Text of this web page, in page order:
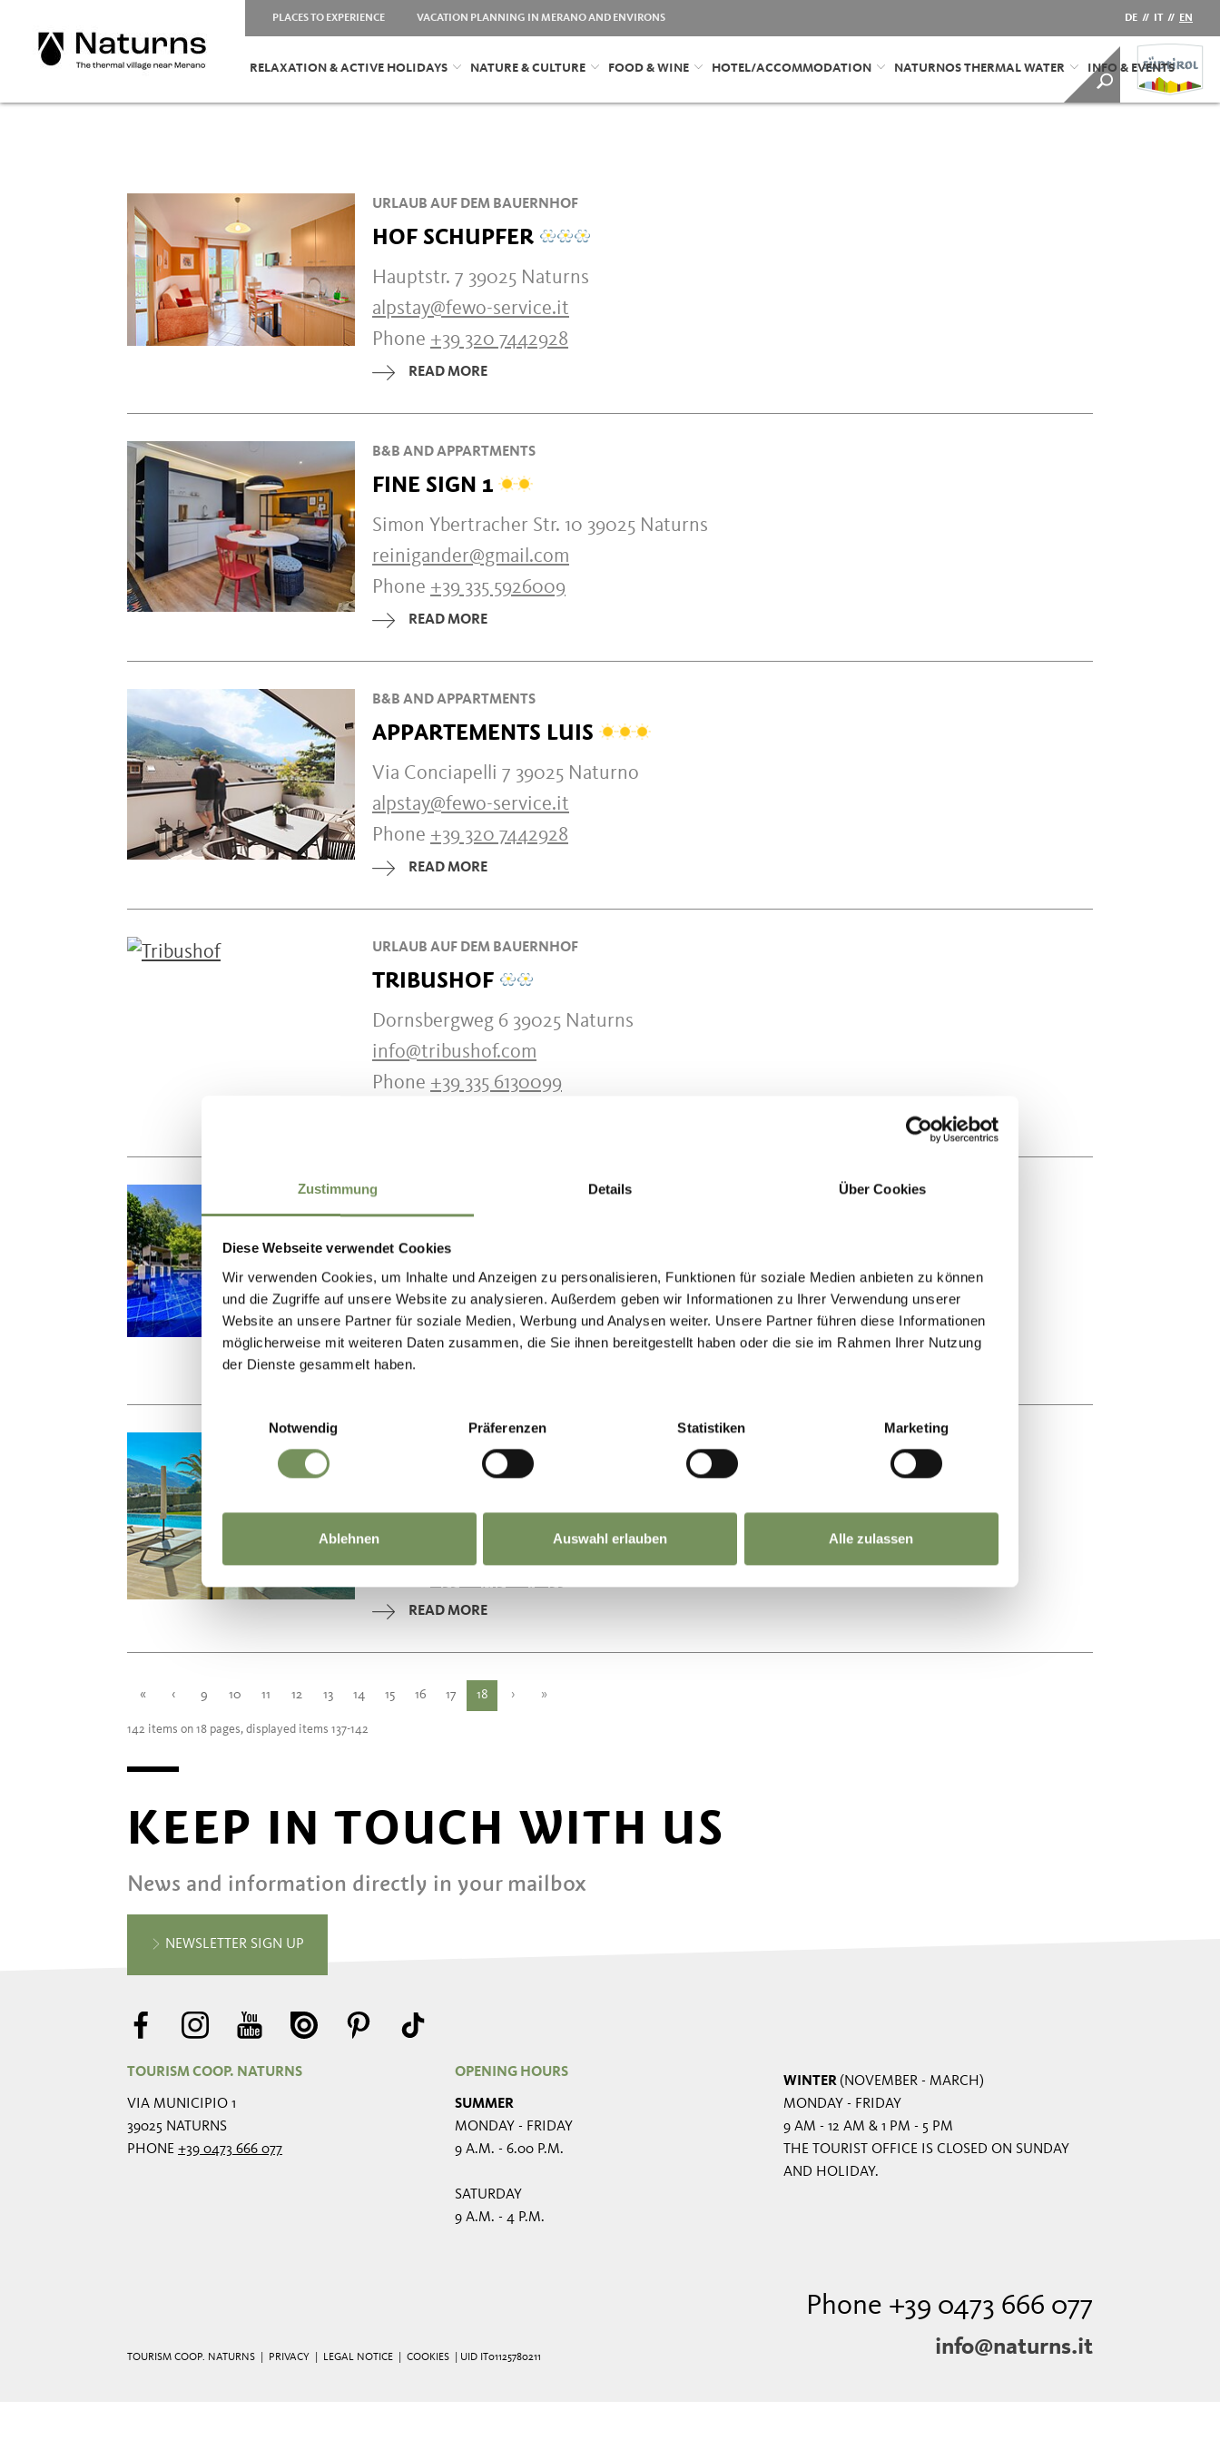
Zustimmung Details Über Cookies
Diese Webseite verwendet Cookies
Wir verwenden Cookies, um Inhalte und Anzeigen zu personalisieren, Funktionen für soziale Medien anbieten zu können
und die Zugriffe auf unsere Website zu analysieren. Außerdem geben wir Informationen zu Ihrer Verwendung unserer
Website an unsere Partner für soziale Medien, Werbung und Analysen weiter. Unsere Partner führen diese Informationen
möglicherweise mit weiteren Daten zusammen, die Sie ihnen bereitgestellt haben oder die sie im Rahmen Ihrer Nutzung
der Dienste gesammelt haben.
Einwilligungsauswahl
Notwendig
Präferenzen Statistiken Marketing
Ablehnen Auswahl erlauben Alle zulassen
PLACES TO EXPERIENCE VACATION PLANNING IN MERANO AND ENVIRONS DE // IT // EN
RELAXATION & ACTIVE HOLIDAYS NATURE & CULTURE FOOD & WINE HOTEL/ACCOMMODATION NATURNOS THERMAL WATER INFO & EVENTS
URLAUB AUF DEM BAUERNHOF
HOF SCHUPFER
Hauptstr. 7 39025 Naturns
alpstay@fewo-service.it
Phone +39 320 7442928
READ MORE
B&B AND APPARTMENTS
FINE SIGN 1
Simon Ybertracher Str. 10 39025 Naturns
reinigander@gmail.com
Phone +39 335 5926009
READ MORE
B&B AND APPARTMENTS
APPARTEMENTS LUIS
Via Conciapelli 7 39025 Naturno
alpstay@fewo-service.it
Phone +39 320 7442928
READ MORE
URLAUB AUF DEM BAUERNHOF
TRIBUSHOF
Dornsbergweg 6 39025 Naturns
info@tribushof.com
Phone +39 335 6130099
RESIDENCE
Gustav Flora Str. 4 39025 Naturns
info@tyrol.it
Phone+39 0473 667087
READ MORE
HOTEL NOCTURNES
Via Castello 5 39025 Naturns
info@nocturnes.it
READ MORE
« ‹ 9 10 11 12 13 14 15 16 17 18 › »
142 items on 18 pages, displayed items 137-142
KEEP IN TOUCH WITH US
News and information directly in your mailbox
NEWSLETTER SIGN UP
TOURISM COOP. NATURNS
VIA MUNICIPIO 1
39025 NATURNS
PHONE +39 0473 666 077
OPENING HOURS
SUMMER
MONDAY - FRIDAY
9 A.M. - 6.00 P.M.
SATURDAY
9 A.M. - 4 P.M.
WINTER(NOVEMBER - MARCH)
MONDAY - FRIDAY
9 AM - 12 AM & 1 PM - 5 PM
THE TOURIST OFFICE IS CLOSED ON SUNDAY
AND HOLIDAY.
Phone +39 0473 666 077
info@naturns.it
TOURISM COOP. NATURNS | PRIVACY LEGAL NOTICE COOKIES | UID IT01125780211